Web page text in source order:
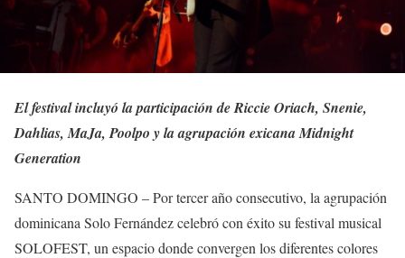
El festival incluyó la participación de Riccie Oriach, Snenie,
Dahlias, MaJa, Poolpo y la agrupación exicana Midnight
Generation
SANTO DOMINGO – Por tercer año consecutivo, la agrupación
dominicana Solo Fernández celebró con éxito su festival musical
SOLOFEST, un espacio donde convergen los diferentes colores